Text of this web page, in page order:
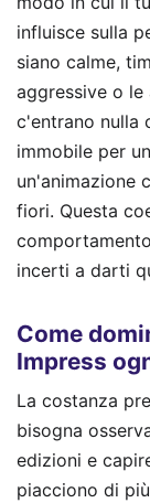
influisce sulla
siano calme,
aggressive o
c'entrano nulla
immobile per
un'animazione
fiori. Questa
incerti a darti
Come
Impress
La costanza
bisogna
edizioni e
piacciono di